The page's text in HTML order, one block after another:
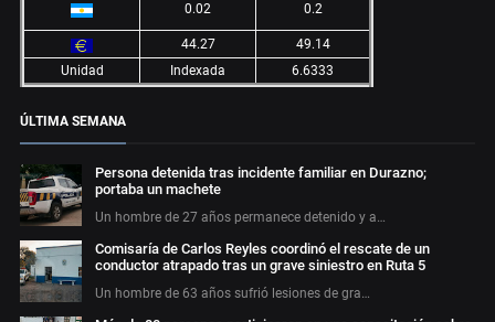
0.02 0.2
44.27
49.14
Unidad
Indexada 6.6333
ÚLTIMA SEMANA
Persona detenida tras incidente familiar en Durazno;
portaba un machete
Un hombre de 27 años permanece detenido y a…
Comisaría de Carlos Reyles coordinó el rescate de un
conductor atrapado tras un grave siniestro en Ruta 5
Un hombre de 63 años sufrió lesiones de gra…